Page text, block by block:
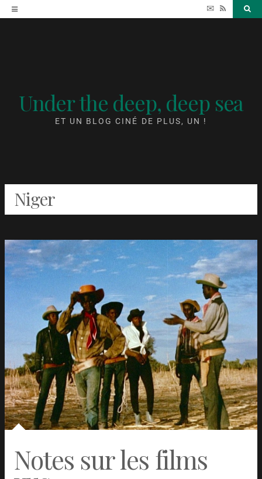
Accéder
au
✉ RSS
Under the deep, deep sea
ET UN BLOG CINÉ DE PLUS, UN !
Niger
Notes sur les films